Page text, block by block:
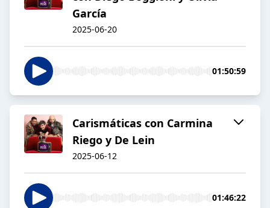
García
2025-06-20
01:50:59
Carismáticas con Carmina
Riego y De Lein
2025-06-12
01:46:22